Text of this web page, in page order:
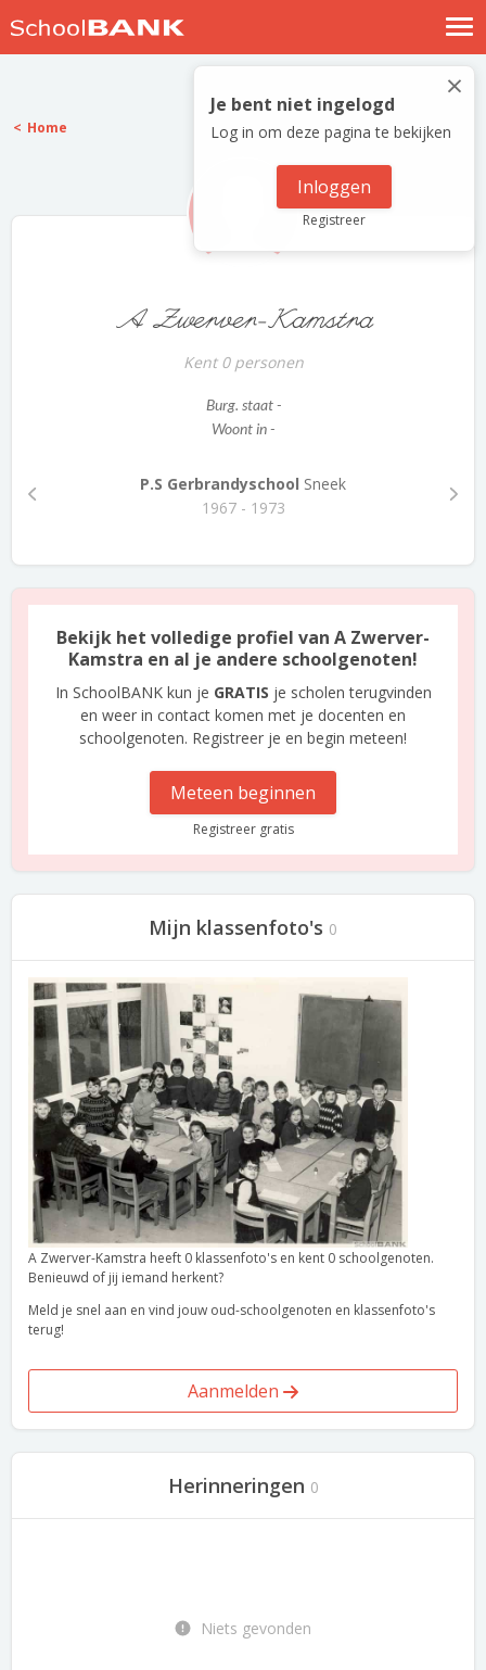
Nostalgische verhalen
Log in
Meld je gratis aan
×
Je bent niet ingelogd
Log in om deze pagina te bekijken
Inloggen
Registreer
Home
A Zwerver-Kamstra
Kent 0 personen
Burg. staat -
Woont in -
P.S Gerbrandyschool Sneek
1967 - 1973
Bekijk het volledige profiel van A Zwerver-
Kamstra en al je andere schoolgenoten!
In SchoolBANK kun je GRATIS je scholen terugvinden
en weer in contact komen met je docenten en
schoolgenoten. Registreer je en begin meteen!
Meteen beginnen
Registreer gratis
Mijn klassenfoto's 0
A Zwerver-Kamstra heeft 0 klassenfoto's en kent 0 schoolgenoten.
Benieuwd of jij iemand herkent?
Meld je snel aan en vind jouw oud-schoolgenoten en klassenfoto's
terug!
Aanmelden
Herinneringen 0
Niets gevonden